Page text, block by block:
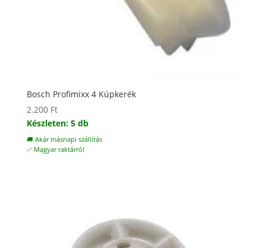
Bosch Profimixx 4 Kúpkerék
2.200 Ft
Készleten: 5 db
🚚 Akár másnapi szállítás
✅ Magyar raktárról